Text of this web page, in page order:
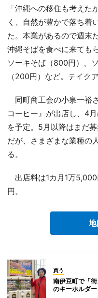
「沖縄への移住も考えた
く、自然が豊かで落ち着
た。本業があるので週末
沖縄そばを食べに来ても
ソーキそば（800円）、
（200円）など。テイク
同町商工会の小泉一裕
コーヒー』が出店し、4
を予定。5月以降はまだ
だが、さまざまな業種の
る。
出店料は1カ月1万
円。
買う
南伊豆町で「
のキーホルダー